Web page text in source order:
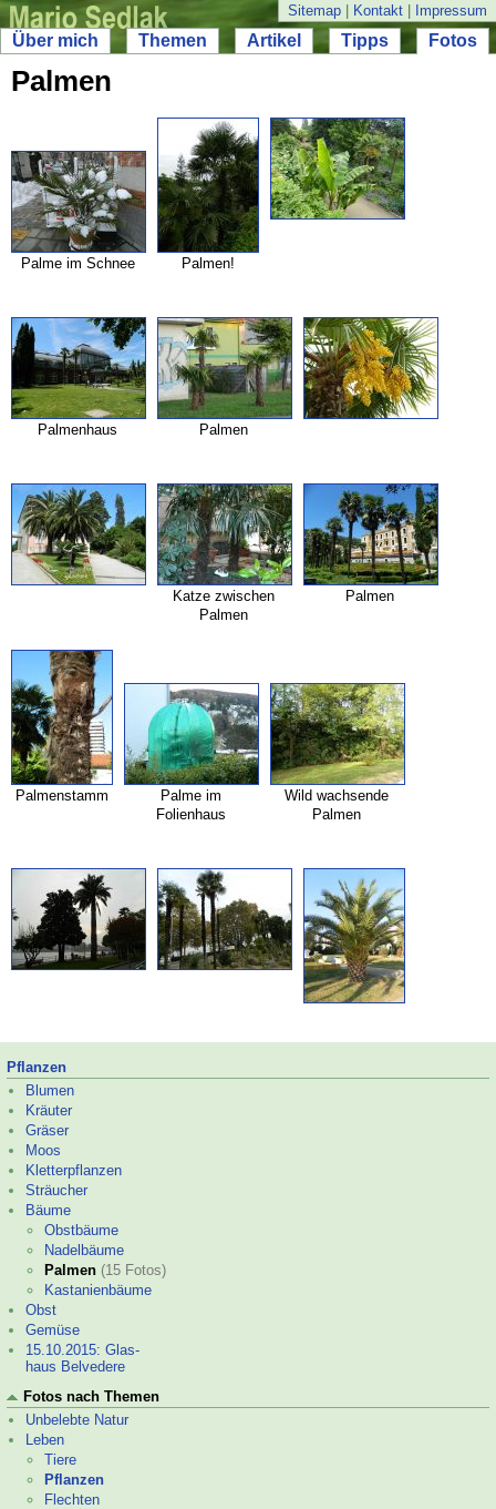
Sitemap Kontakt Impressum
Über mich Themen Artikel Tipps Fotos
Palmen
Palme im Schnee Palmen!
Palmenhaus Palmen
Katze zwischen
Palmen
Palmen
Palmenstamm
Palme im
Folienhaus
Wild wachsende
Palmen
Pflanzen
Blumen
Kräuter
Gräser
Moos
Kletterpflanzen
Sträucher
Bäume
Obstbäume
Nadelbäume
Palmen (15 Fotos)
Kastanienbäume
Obst
Gemüse
15.10.2015: Glas-
haus Belvedere
Fotos nach Themen
Unbelebte Natur
Leben
Tiere
Pflanzen
Flechten